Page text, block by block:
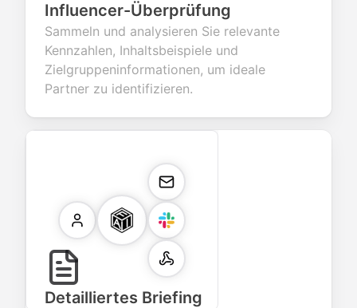
Influencer-Überprüfung
Sammeln und analysieren Sie relevante
Kennzahlen, Inhaltsbeispiele und
Zielgruppeninformationen, um ideale
Partner zu identifizieren.
Detailliertes Briefing